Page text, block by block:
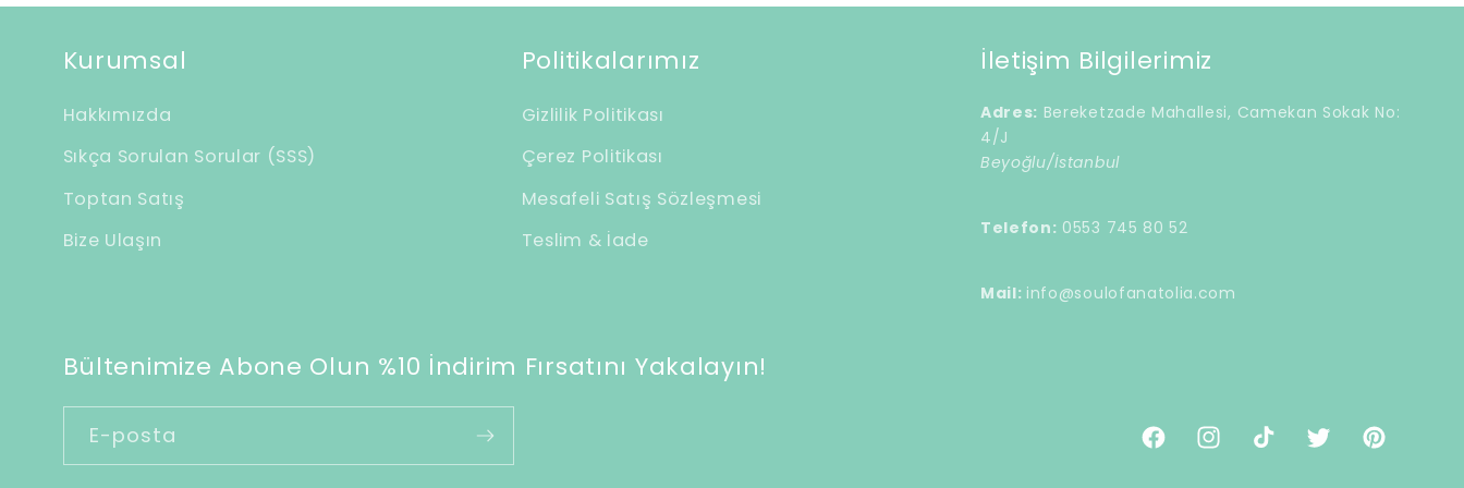
b
r
i
k
Kurumsal
Hakkımızda
Sıkça Sorulan Sorular (SSS)
Toptan Satış
Bize Ulaşın
Politikalarımız
Gizlilik Politikası
Çerez Politikası
Mesafeli Satış Sözleşmesi
Teslim & İade
İletişim Bilgilerimiz
Adres: Bereketzade Mahallesi, Camekan Sokak No:
4/J
Beyoğlu/İstanbul
Telefon: 0553 745 80 52
Mail: info@soulofanatolia.com
Bültenimize Abone Olun %10 İndirim Fırsatını Yakalayın!
E-posta
FacebookInstagram
TikTok TwitterPinterest